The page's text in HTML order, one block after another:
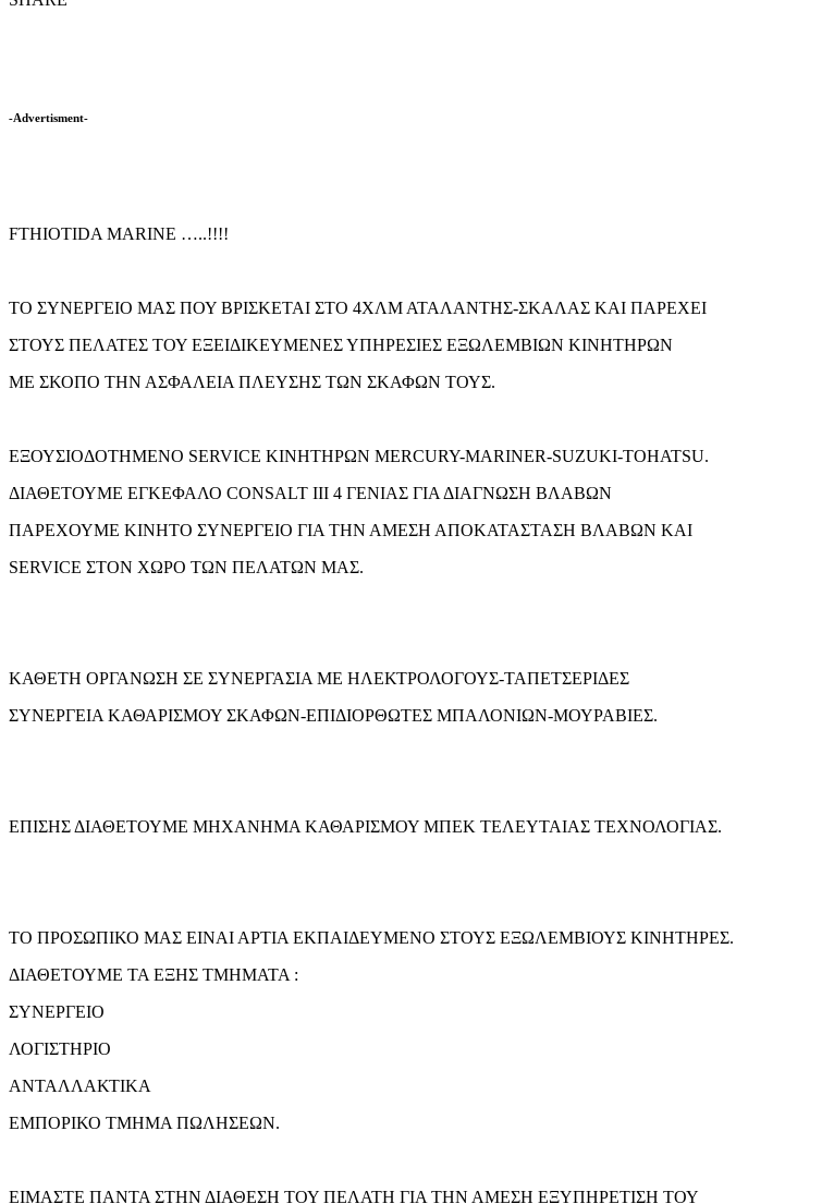
-Advertisment-
FTHIOTIDA MARINE …..!!!!
ΤΟ ΣΥΝΕΡΓΕΙΟ ΜΑΣ ΠΟΥ ΒΡΙΣΚΕΤΑΙ ΣΤΟ 4ΧΛΜ ΑΤΑΛΑΝΤΗΣ-ΣΚΑΛΑΣ KAI ΠΑΡΕΧΕΙ
ΣΤΟΥΣ ΠΕΛΑΤΕΣ ΤΟΥ ΕΞΕΙΔΙΚΕΥΜΕΝΕΣ ΥΠΗΡΕΣΙΕΣ ΕΞΩΛΕΜΒΙΩΝ ΚΙΝΗΤΗΡΩΝ
ΜΕ ΣΚΟΠΟ ΤΗΝ ΑΣΦΑΛΕΙΑ ΠΛΕΥΣΗΣ ΤΩΝ ΣΚΑΦΩΝ ΤΟΥΣ.
ΕΞΟΥΣΙΟΔΟΤΗΜΕΝΟ SERVICE ΚΙΝΗΤΗΡΩΝ MERCURY-MARINER-SUZUKI-TOHATSU.
ΔΙΑΘΕΤΟΥΜΕ ΕΓΚΕΦΑΛΟ CONSALT ΙΙΙ 4 ΓΕΝΙΑΣ ΓΙΑ ΔΙΑΓΝΩΣΗ ΒΛΑΒΩΝ
ΠΑΡΕΧΟΥΜΕ ΚΙΝΗΤΟ ΣΥΝΕΡΓΕΙΟ ΓΙΑ ΤΗΝ ΑΜΕΣΗ ΑΠΟΚΑΤΑΣΤΑΣΗ ΒΛΑΒΩΝ ΚΑΙ
SERVICE ΣΤΟΝ ΧΩΡΟ ΤΩΝ ΠΕΛΑΤΩΝ ΜΑΣ.
ΚΑΘΕΤΗ ΟΡΓΑΝΩΣΗ ΣΕ ΣΥΝΕΡΓΑΣΙΑ ΜΕ ΗΛΕΚΤΡΟΛΟΓΟΥΣ-ΤΑΠΕΤΣΕΡΙΔΕΣ
ΣΥΝΕΡΓΕΙΑ ΚΑΘΑΡΙΣΜΟΥ ΣΚΑΦΩΝ-ΕΠΙΔΙΟΡΘΩΤΕΣ ΜΠΑΛΟΝΙΩΝ-ΜΟΥΡΑΒΙΕΣ.
ΕΠΙΣΗΣ ΔΙΑΘΕΤΟΥΜΕ ΜΗΧΑΝΗΜΑ ΚΑΘΑΡΙΣΜΟΥ ΜΠΕΚ ΤΕΛΕΥΤΑΙΑΣ ΤΕΧΝΟΛΟΓΙΑΣ.
ΤΟ ΠΡΟΣΩΠΙΚΟ ΜΑΣ ΕΙΝΑΙ ΑΡΤΙΑ ΕΚΠΑΙΔΕΥΜΕΝΟ ΣΤΟΥΣ ΕΞΩΛΕΜΒΙΟΥΣ ΚΙΝΗΤΗΡΕΣ.
ΔΙΑΘΕΤΟΥΜΕ ΤΑ ΕΞΗΣ ΤΜΗΜΑΤΑ :
ΣΥΝΕΡΓΕΙΟ
ΛΟΓΙΣΤΗΡΙΟ
ΑΝΤΑΛΛΑΚΤΙΚΑ
ΕΜΠΟΡΙΚΟ ΤΜΗΜΑ ΠΩΛΗΣΕΩΝ.
ΕΙΜΑΣΤΕ ΠΑΝΤΑ ΣΤΗΝ ΔΙΑΘΕΣΗ ΤΟΥ ΠΕΛΑΤΗ ΓΙΑ ΤΗΝ ΑΜΕΣΗ ΕΞΥΠΗΡΕΤΙΣΗ ΤΟΥ